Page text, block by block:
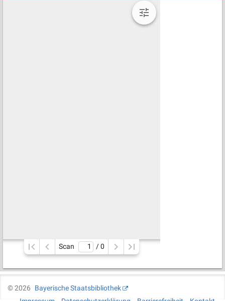
Scan / 0
©2026
Bayerische Staatsbibliothek